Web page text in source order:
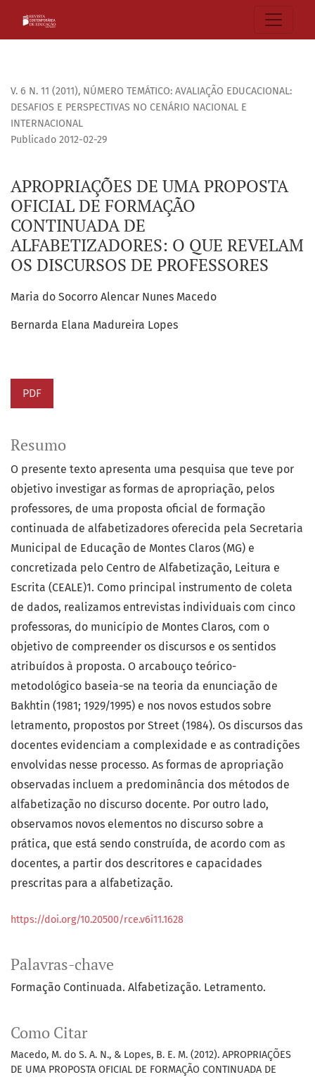
V. 6 N. 11 (2011), NÚMERO TEMÁTICO: AVALIAÇÃO EDUCACIONAL:
DESAFIOS E PERSPECTIVAS NO CENÁRIO NACIONAL E
INTERNACIONAL
APROPRIAÇÕES DE UMA PROPOSTA
OFICIAL DE FORMAÇÃO
CONTINUADA DE
ALFABETIZADORES: O QUE REVELAM
OS DISCURSOS DE PROFESSORES
Publicado 2012-02-29
Maria do Socorro Alencar Nunes Macedo
Bernarda Elana Madureira Lopes
PDF
Palavras-chave
Formação Continuada. Alfabetização. Letramento.
Como Citar
Macedo, M. do S. A. N., & Lopes, B. E. M. (2012). APROPRIAÇÕES
DE UMA PROPOSTA OFICIAL DE FORMAÇÃO CONTINUADA DE
Resumo
O presente texto apresenta uma pesquisa que teve por
objetivo investigar as formas de apropriação, pelos
professores, de uma proposta oficial de formação
continuada de alfabetizadores oferecida pela Secretaria
Municipal de Educação de Montes Claros (MG) e
concretizada pelo Centro de Alfabetização, Leitura e
Escrita (CEALE)1. Como principal instrumento de coleta
de dados, realizamos entrevistas individuais com cinco
professoras, do município de Montes Claros, com o
objetivo de compreender os discursos e os sentidos
atribuídos à proposta. O arcabouço teórico-
metodológico baseia-se na teoria da enunciação de
Bakhtin (1981; 1929/1995) e nos novos estudos sobre
letramento, propostos por Street (1984). Os discursos das
docentes evidenciam a complexidade e as contradições
envolvidas nesse processo. As formas de apropriação
observadas incluem a predominância dos métodos de
alfabetização no discurso docente. Por outro lado,
observamos novos elementos no discurso sobre a
prática, que está sendo construída, de acordo com as
docentes, a partir dos descritores e capacidades
prescritas para a alfabetização.
https://doi.org/10.20500/rce.v6i11.1628